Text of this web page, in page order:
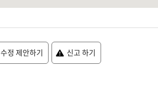
수정 제안하기 신고 하기